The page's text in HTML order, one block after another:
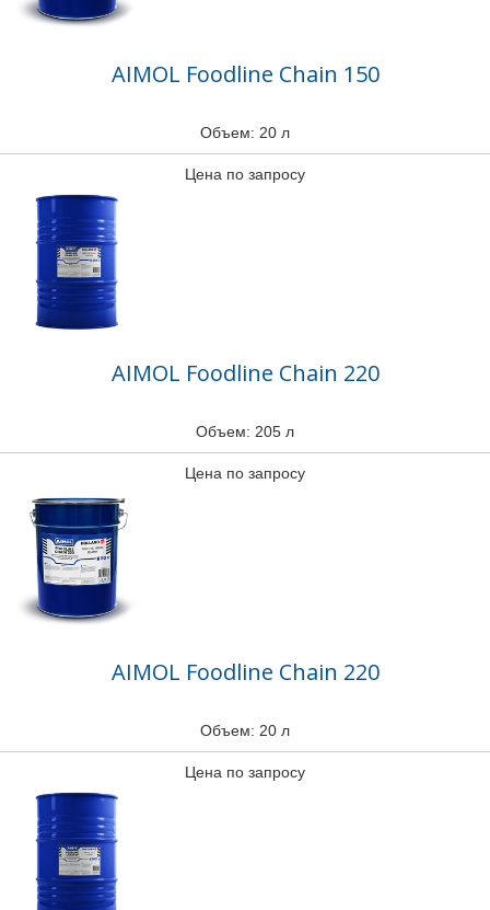
AIMOL Foodline Chain 150
Объем: 20 л
Цена по запросу
AIMOL Foodline Chain 220
Объем: 205 л
Цена по запросу
AIMOL Foodline Chain 220
Объем: 20 л
Цена по запросу